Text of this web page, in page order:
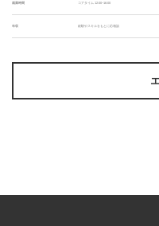
就業時間 コアタイム 12:00~16:00
年収 経験やスキルをもとに応相談